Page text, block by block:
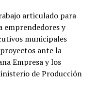
articulado para
emprendedores y
municipales
ante la
Empresa y los
de Producción